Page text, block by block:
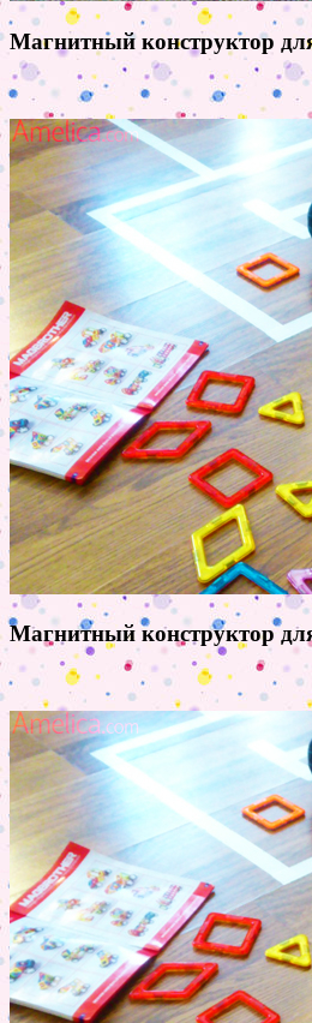
Магнитный конструктор
Магнитный конструктор